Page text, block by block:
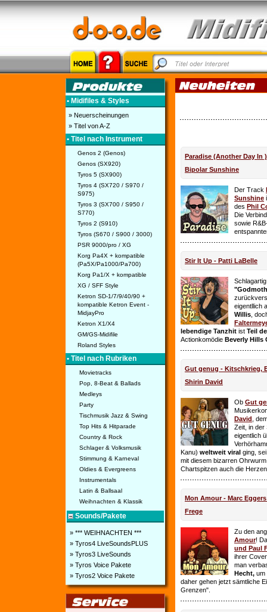
• Midifiles & Styles
» Neuerscheinungen
» Titel von A-Z
• Titel nach Instrument
Genos 2 (Genos)
Genos (SX920)
Tyros 5 (SX900)
Tyros 4 (SX720 / S970 /
S975)
Tyros 3 (SX700 / S950 /
S770)
Tyros 2 (S910)
Tyros (S670 / S900 / 3000)
PSR 9000/pro / XG
Korg Pa4X + kompatible
(Pa5X/Pa1000/Pa700)
Korg Pa1/X + kompatible
XG / SFF Style
Ketron SD-1/7/9/40/90 +
kompatible Ketron Event -
MidjayPro
Ketron X1/X4
GM/GS-Midifile
Roland Styles
• Titel nach Rubriken
Movietracks
Pop, 8-Beat & Ballads
Medleys
Party
Tischmusik Jazz & Swing
Top Hits & Hitparade
Country & Rock
Schlager & Volksmusik
Stimmung & Karneval
Oldies & Evergreens
Instrumentals
Latin & Ballsaal
Weihnachten & Klassik
Sounds/Pakete
» *** WEIHNACHTEN ***
» Tyros4 LiveSoundsPLUS
» Tyros3 LiveSounds
» Tyros Voice Pakete
» Tyros2 Voice Pakete
Paradise (Another Day In
Bipolar Sunshine
Der Track
Sunshine
des Phil
Die
sowie
Stir It Up - Patti LaBelle
eigentllich
Willis ,
lebendige Tanzhit ist Teil
Actionkomödie Beverly Hills
Gut genug - Kitschkrieg,
Shirin David
Ob Gut
David ,
Zeit, in der
eigentlich
Kanu) weltweit viral ging,
mit diesem bizarren
Chartspitzen auch die
Mon Amour - Marc
Frege
Zu den
Amour!
und Paul
ihrer
man
Hecht, um
daher gehen jetzt sämtliche
Grenzen".